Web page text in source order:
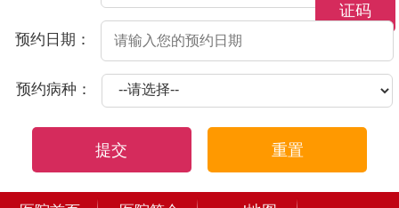
证码
预约日期：
预约病种：
提交 重置